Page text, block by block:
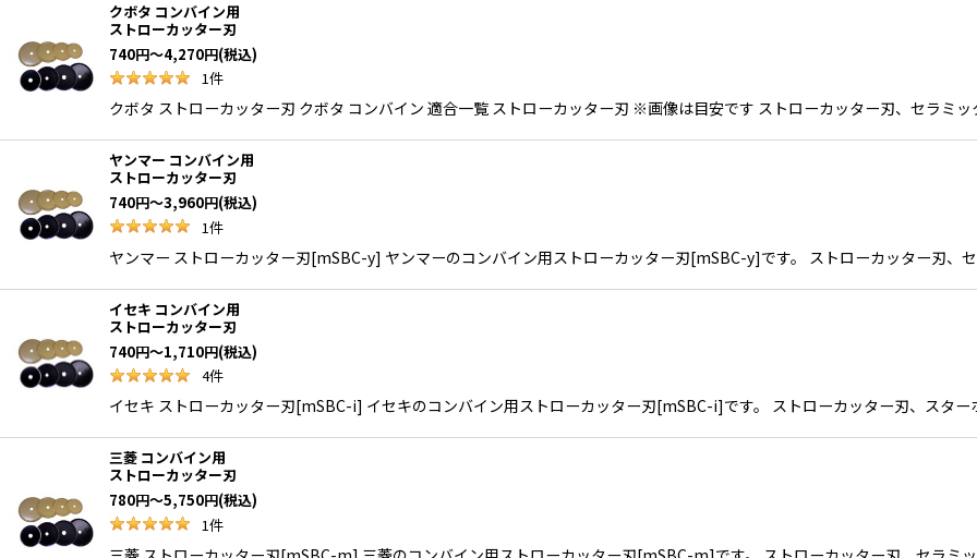
クボタ コンバイン用
ストローカッター刃
740円～4,270円(税込)
1件
クボタ ストローカッター刃 クボタ コンバイン 適合一覧 ストローカッター刃 ※画像は目安です ストローカッター刃、セラ
ヤンマー コンバイン用
ストローカッター刃
740円～3,960円(税込)
1件
ヤンマー ストローカッター刃[mSBC-y] ヤンマーのコンバイン用ストローカッター刃[mSBC-y]です。 ストローカッター刃、
イセキ コンバイン用
ストローカッター刃
740円～1,710円(税込)
4件
イセキ ストローカッター刃[mSBC-i] イセキのコンバイン用ストローカッター刃[mSBC-i]です。 ストローカッター刃、スタ
三菱 コンバイン用
ストローカッター刃
780円～5,750円(税込)
1件